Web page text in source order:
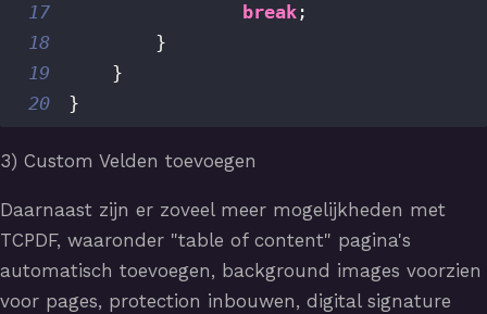
17
break ;
18
}
19
}
20
}
3) Custom Velden toevoegen
Daarnaast zijn er zoveel meer mogelijkheden met
TCPDF, waaronder "table of content" pagina's
automatisch toevoegen, background images voorzien
voor pages, protection inbouwen, digital signature